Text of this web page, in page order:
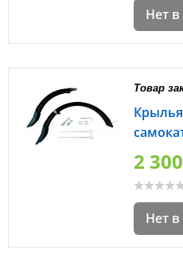
Нет
Товар
2
Нет